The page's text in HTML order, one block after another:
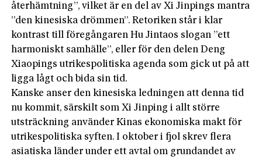
återhämtning”, vilket är en del av Xi Jinpings mantra
”den kinesiska drömmen”. Retoriken står i klar
kontrast till föregångaren Hu Jintaos slogan ”ett
harmoniskt samhälle”, eller för den delen Deng
Xiaopings utrikespolitiska agenda som gick ut på att
ligga lågt och bida sin tid.
Kanske anser den kinesiska ledningen att denna tid
nu kommit, särskilt som Xi Jinping i allt större
utsträckning använder Kinas ekonomiska makt för
utrikespolitiska syften. I oktober i fjol skrev flera
asiatiska länder under ett avtal om grundandet av